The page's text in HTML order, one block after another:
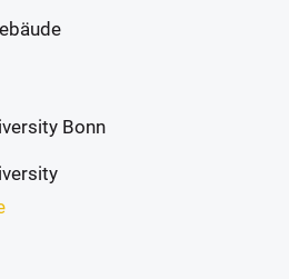
Bonn